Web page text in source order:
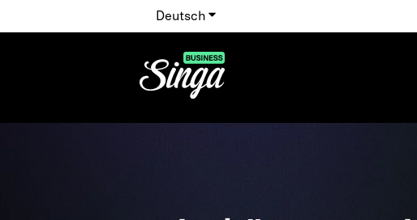
Deutsch Untermenü für Übersetzungen